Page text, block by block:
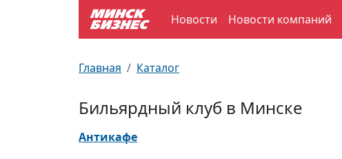
Новости Новости компаний
Главная Каталог
Бильярдный клуб в Минске
Антикафе